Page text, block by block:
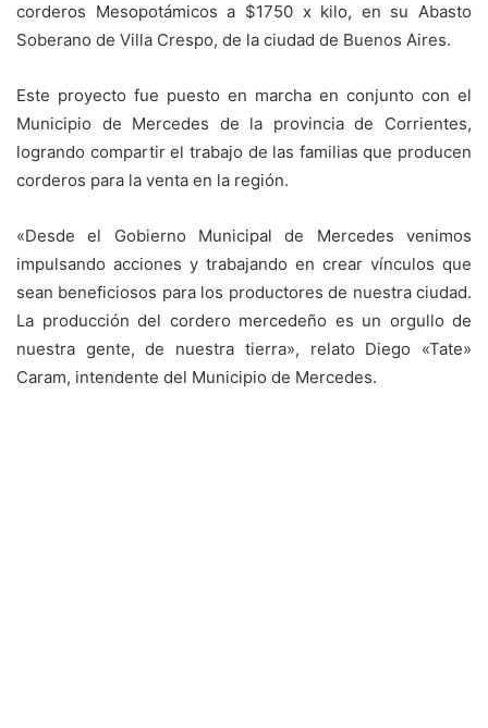
corderos Mesopotámicos a $1750 x kilo, en su Abasto
Soberano de Villa Crespo, de la ciudad de Buenos Aires.
Este proyecto fue puesto en marcha en conjunto con el
Municipio de Mercedes de la provincia de Corrientes,
logrando compartir el trabajo de las familias que producen
corderos para la venta en la región.
«Desde el Gobierno Municipal de Mercedes venimos
impulsando acciones y trabajando en crear vínculos que
sean beneficiosos para los productores de nuestra ciudad.
La producción del cordero mercedeño es un orgullo de
nuestra gente, de nuestra tierra», relato Diego «Tate»
Caram, intendente del Municipio de Mercedes.